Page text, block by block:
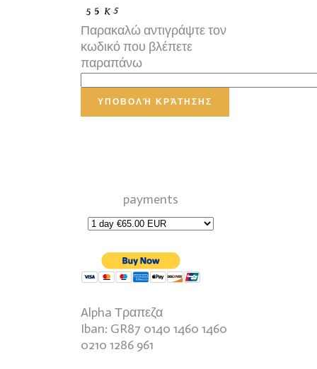
Παρακαλώ αντιγράψτε τον
κωδικό που βλέπετε
παραπάνω
payments
Alpha Τραπεζα
Iban: GR87 0140 1460 1460
0210 1286 961